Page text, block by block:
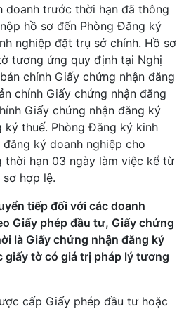
doanh trước thời hạn đã thông
hồ sơ đến Phòng Đăng ký
nghiệp đặt trụ sở chính. Hồ sơ
tương ứng quy định tại Nghị
chính Giấy chứng nhận đăng
chính Giấy chứng nhận đăng
Giấy chứng nhận đăng ký
ký thuế. Phòng Đăng ký kinh
ký doanh nghiệp cho
thời hạn 03 ngày làm việc kể từ
hợp lệ.
tiếp đối với các doanh
Giấy phép đầu tư, Giấy chứng
là Giấy chứng nhận đăng ký
giấy tờ có giá trị pháp lý tương
cấp Giấy phép đầu tư hoặc